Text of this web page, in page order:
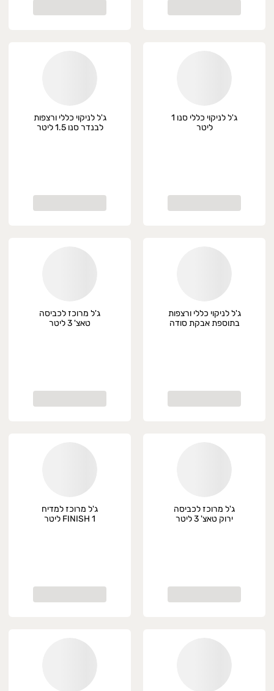
ג'ל לניקוי כללי סנו 1
ליטר
ג'ל לניקוי כללי ורצפות
לבנדר סנו 1.5 ליטר
ג'ל לניקוי כללי ורצפות
בתוספת אבקת סודה
ג'ל מרוכז לכביסה
טאצ' 3 ליטר
ג'ל מרוכז לכביסה
ירוק טאצ' 3 ליטר
ג'ל מרוכז למדיח
FINISH 1 ליטר